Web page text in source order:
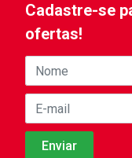
Cadastre-se
ofertas!